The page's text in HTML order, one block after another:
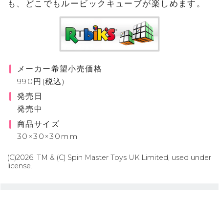
も、どこでもルービックキューブが楽しめます。
メーカー希望小売価格
990円(税込)
発売日
発売中
商品サイズ
30×30×30mm
(C)2026. TM & (C) Spin Master Toys UK Limited, used under
license.